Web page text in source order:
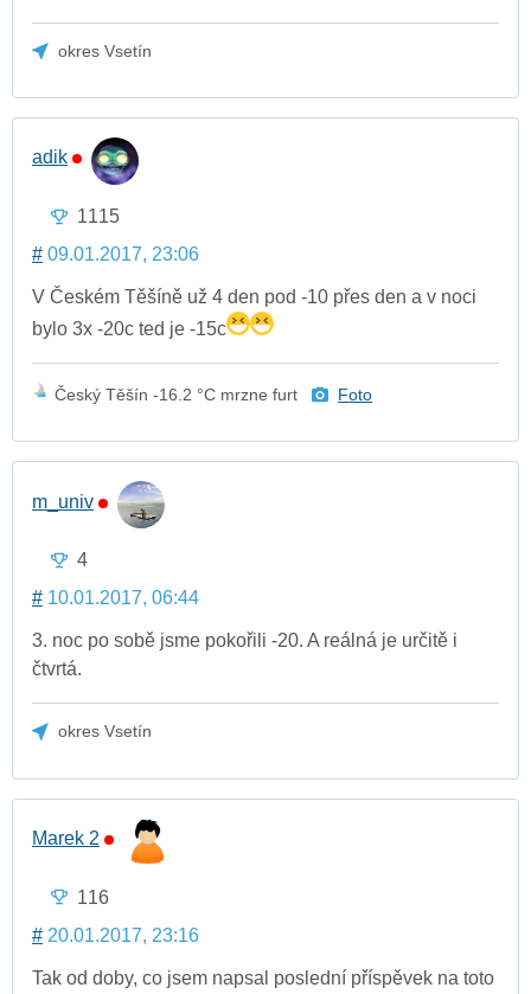
okres Vsetín
adik
1115
# 09.01.2017, 23:06
V Českém Těšíně už 4 den pod -10 přes den a v noci
bylo 3x -20c ted je -15c
Český Těšín -16.2 °C mrzne furt Foto
m_univ
4
# 10.01.2017, 06:44
3. noc po sobě jsme pokořili -20. A reálná je určitě i
čtvrtá.
okres Vsetín
Marek 2
116
# 20.01.2017, 23:16
Tak od doby, co jsem napsal poslední příspěvek na toto